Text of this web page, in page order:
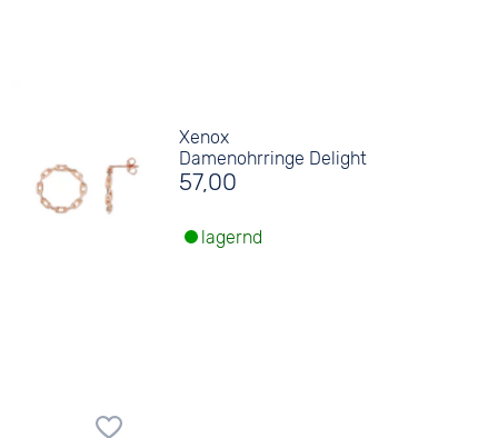
Xenox
Damenohrringe Delight
57,00
lagernd